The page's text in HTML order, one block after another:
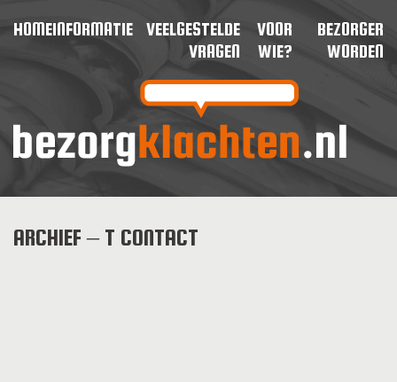
HOMEINFORMATIE
VEELGESTELDE
VRAGEN
VOOR
WIE?
BEZORGER
WORDEN
ARCHIEF – T CONTACT